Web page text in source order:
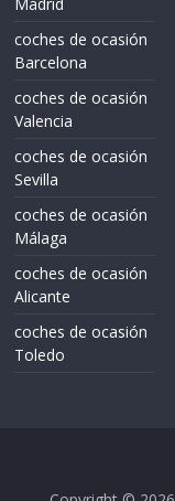
Madrid
coches de ocasión
Barcelona
coches de ocasión
Valencia
coches de ocasión
Sevilla
coches de ocasión
Málaga
coches de ocasión
Alicante
coches de ocasión
Toledo